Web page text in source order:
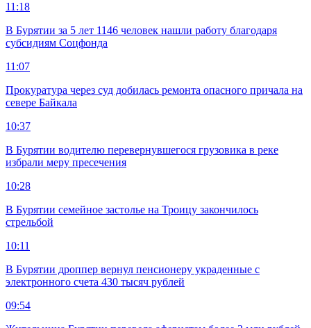
11:18
В Бурятии за 5 лет 1146 человек нашли работу благодаря
субсидиям Соцфонда
11:07
Прокуратура через суд добилась ремонта опасного причала на
севере Байкала
10:37
В Бурятии водителю перевернувшегося грузовика в реке
избрали меру пресечения
10:28
В Бурятии семейное застолье на Троицу закончилось
стрельбой
10:11
В Бурятии дроппер вернул пенсионеру украденные с
электронного счета 430 тысяч рублей
09:54